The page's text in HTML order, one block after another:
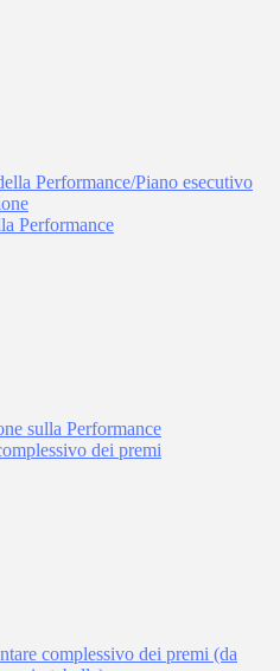
Performance/Piano esecutivo
Performance
sulla Performance
dei premi
complessivo dei premi (da